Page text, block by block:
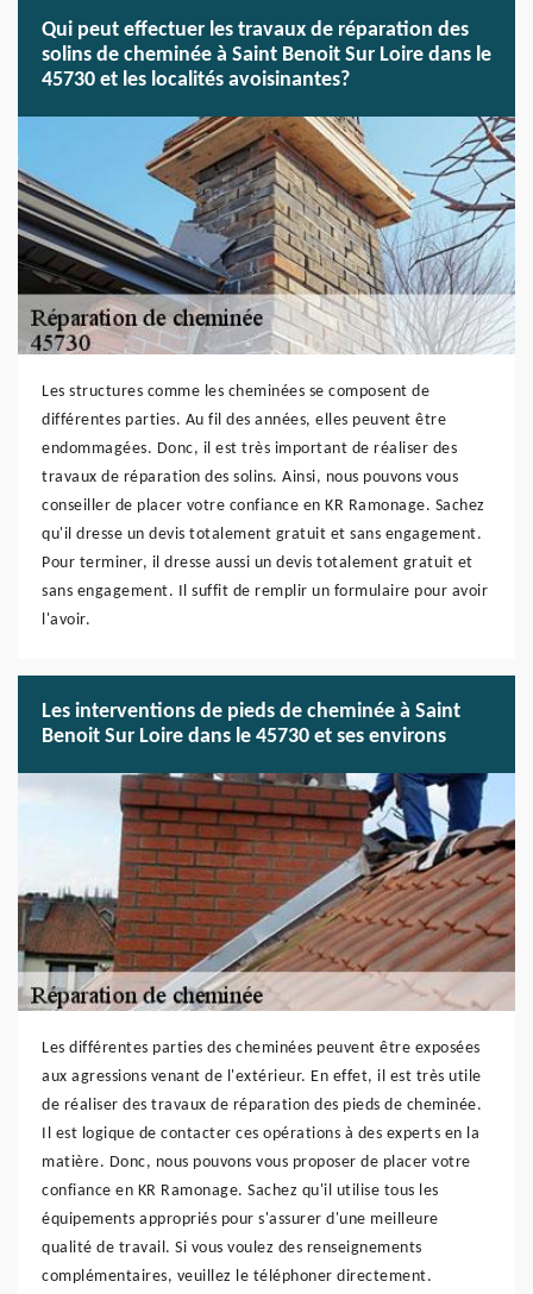
Qui peut effectuer les travaux de réparation des
solins de cheminée à Saint Benoit Sur Loire dans le
45730 et les localités avoisinantes?
Les structures comme les cheminées se composent de
différentes parties. Au fil des années, elles peuvent être
endommagées. Donc, il est très important de réaliser des
travaux de réparation des solins. Ainsi, nous pouvons vous
conseiller de placer votre confiance en KR Ramonage. Sachez
qu'il dresse un devis totalement gratuit et sans engagement.
Pour terminer, il dresse aussi un devis totalement gratuit et
sans engagement. Il suffit de remplir un formulaire pour avoir
l'avoir.
Les interventions de pieds de cheminée à Saint
Benoit Sur Loire dans le 45730 et ses environs
Les différentes parties des cheminées peuvent être exposées
aux agressions venant de l'extérieur. En effet, il est très utile
de réaliser des travaux de réparation des pieds de cheminée.
Il est logique de contacter ces opérations à des experts en la
matière. Donc, nous pouvons vous proposer de placer votre
confiance en KR Ramonage. Sachez qu'il utilise tous les
équipements appropriés pour s'assurer d'une meilleure
qualité de travail. Si vous voulez des renseignements
complémentaires, veuillez le téléphoner directement.